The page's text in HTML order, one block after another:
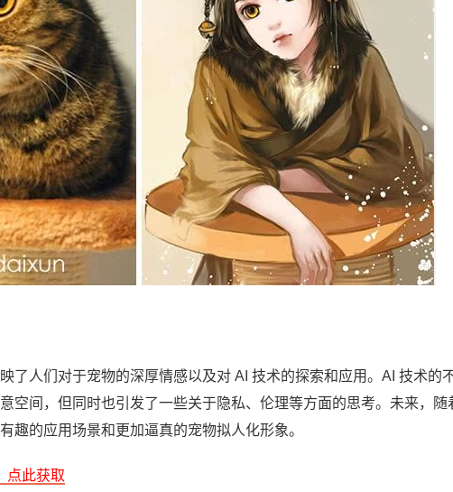
了人们对于宠物的深厚情感以及对 AI 技术的探索和应用。AI 技术的
空间，但同时也引发了一些关于隐私、伦理等方面的思考。未来，随
趣的应用场景和更加逼真的宠物拟人化形象。
点此获取